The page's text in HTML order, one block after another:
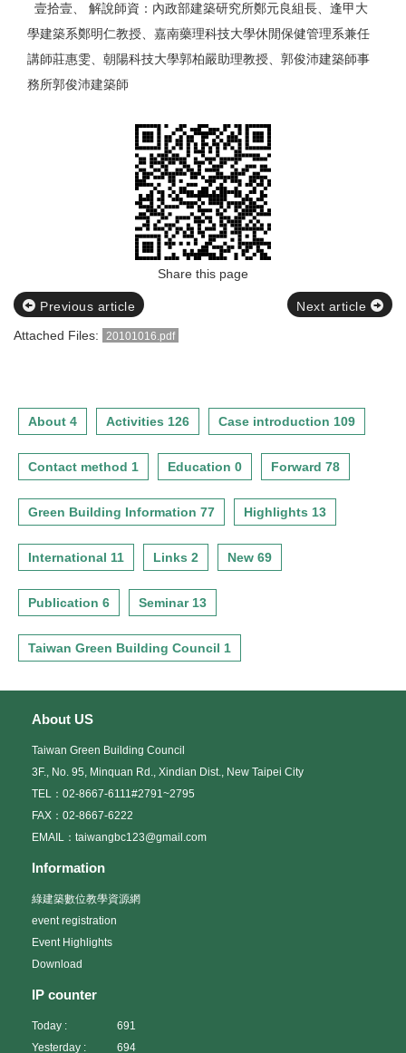
壹拾壹、 解說師資：內政部建築研究所鄭元良組長、逢甲大
學建築系鄭明仁教授、嘉南藥理科技大學休閒保健管理系兼任
講師莊惠雯、朝陽科技大學郭柏嚴助理教授、郭俊沛建築師事
務所郭俊沛建築師
Share this page
Previous article
Next article
Attached Files:
20101016.pdf
About 4 Activities 126 Case introduction 109
Contact method 1 Education 0 Forward 78
Green Building Information 77 Highlights 13
International 11 Links 2 New 69
Publication 6 Seminar 13
Taiwan Green Building Council 1
About US
Taiwan Green Building Council
3F., No. 95, Minquan Rd., Xindian Dist., New Taipei City
TEL：02-8667-6111#2791~2795
FAX：02-8667-6222
EMAIL：taiwangbc123@gmail.com
Information
綠建築數位教學資源網
event registration
Event Highlights
Download
IP counter
Today :
691
Yesterday :
694